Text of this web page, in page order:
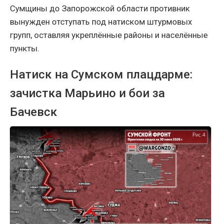
Сумщины до Запорожской области противник
вынужден отступать под натиском штурмовых
групп, оставляя укреплённые районы и населённые
пункты.
Натиск на Сумском плацдарме:
зачистка Марьино и бои за
Бачевск